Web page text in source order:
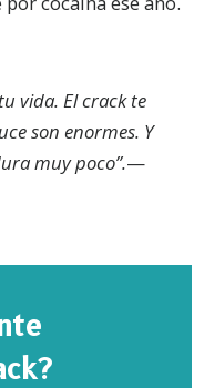
vida. El crack te
son enormes. Y
muy poco”.—